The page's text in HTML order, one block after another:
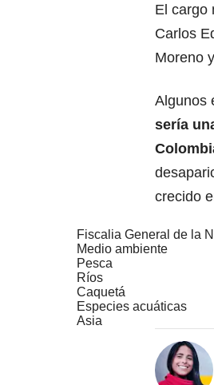
El cargo
Carlos
Moreno
Algunos
sería
crecido
Fiscalia General de la
Medio ambiente
Pesca
Ríos
Caquetá
Especies acuáticas
Asia